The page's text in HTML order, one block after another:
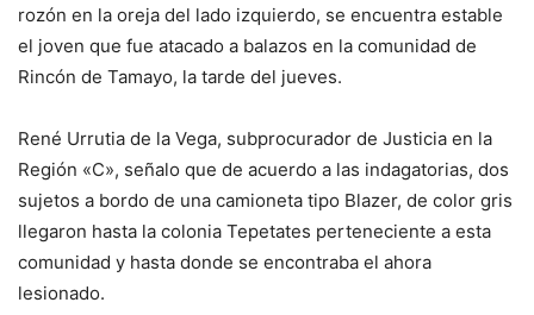
rozón en la oreja del lado izquierdo, se encuentra estable
el joven que fue atacado a balazos en la comunidad de
Rincón de Tamayo, la tarde del jueves.
René Urrutia de la Vega, subprocurador de Justicia en la
Región «C», señalo que de acuerdo a las indagatorias, dos
sujetos a bordo de una camioneta tipo Blazer, de color gris
llegaron hasta la colonia Tepetates perteneciente a esta
comunidad y hasta donde se encontraba el ahora
lesionado.